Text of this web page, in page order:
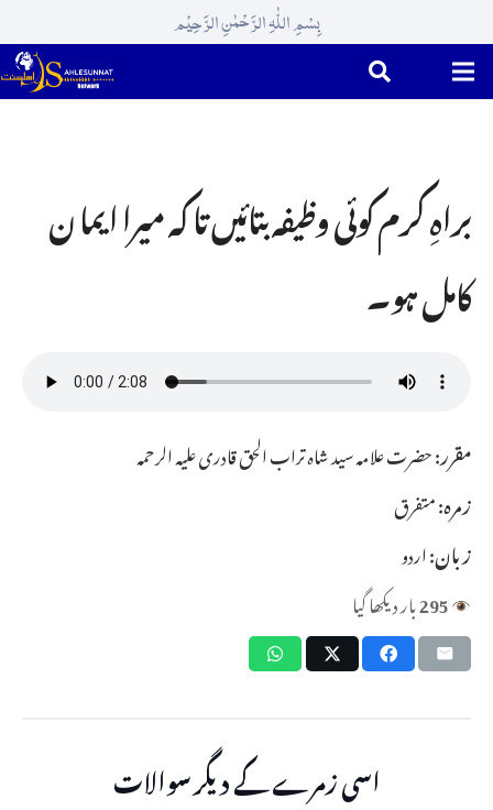
بِسْمِ اللّٰہِ الرَّحْمٰنِ الرَّحِیْم
براہِ کرم کوئی وظیفہ بتائیں تا کہ میرا ایما ن
کامل ہو۔
مقرر:حضرت علامہ سید شاہ تراب الحق قادری علیہ الرحمہ
زمرہ:متفرق
زبان:اردو
295بار دیکھا گیا
اسی زمرے کے دیگر سوالات